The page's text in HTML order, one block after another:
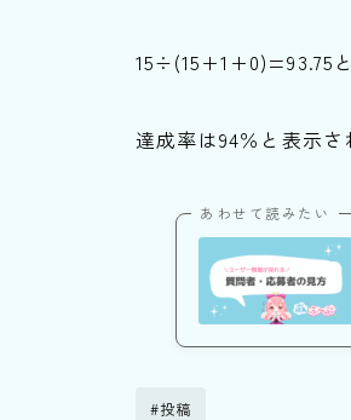
15÷(15+1+0)=93.75
達成率は94％と表示さ
あわせて読みたい
#投稿